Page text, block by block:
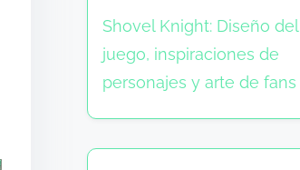
Shovel Knight: Diseño del
juego, inspiraciones de
personajes y arte de fans